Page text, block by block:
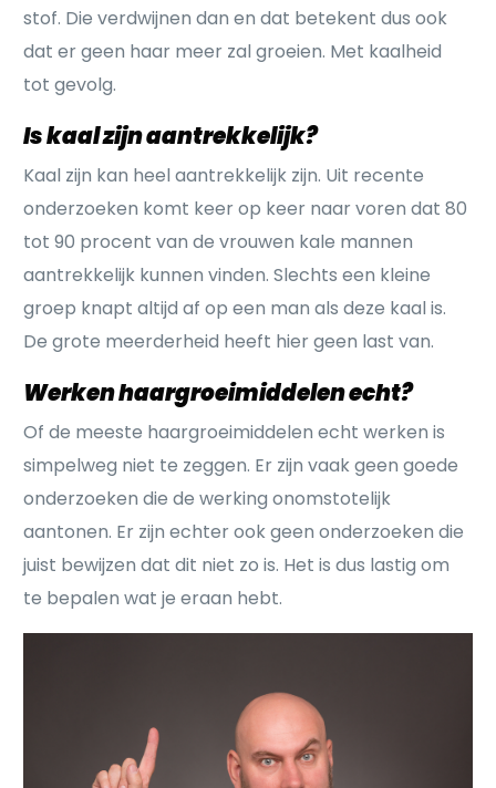
stof. Die verdwijnen dan en dat betekent dus ook
dat er geen haar meer zal groeien. Met kaalheid
tot gevolg.
Is kaal zijn aantrekkelijk?
Kaal zijn kan heel aantrekkelijk zijn. Uit recente
onderzoeken komt keer op keer naar voren dat 80
tot 90 procent van de vrouwen kale mannen
aantrekkelijk kunnen vinden. Slechts een kleine
groep knapt altijd af op een man als deze kaal is.
De grote meerderheid heeft hier geen last van.
Werken haargroeimiddelen echt?
Of de meeste haargroeimiddelen echt werken is
simpelweg niet te zeggen. Er zijn vaak geen goede
onderzoeken die de werking onomstotelijk
aantonen. Er zijn echter ook geen onderzoeken die
juist bewijzen dat dit niet zo is. Het is dus lastig om
te bepalen wat je eraan hebt.